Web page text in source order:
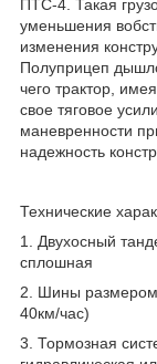
ПТС-4. Такая
уменьшения
изменения
Полуприцеп
чего трактор,
свое тяговое
маневренности
надежность
Технические
1. Двухосный
сплошная
2. Шины размером
40км/час)
3. Тормозная